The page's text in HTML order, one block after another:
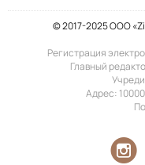
© 2017-2025 ООО
Регистрация
Главный
Адрес: